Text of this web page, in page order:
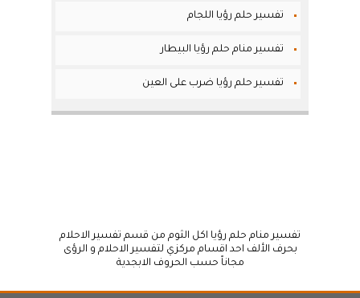
تفسير حلم رؤيا اللجام
تفسير منام حلم رؤيا البيطار
تفسير حلم رؤيا ضرب على العين
تفسير منام حلم رؤيا اكل الثوم من قسم تفسير الاحلام
بحرف الألف احد اقسام مركزي لتفسير الاحلام و الرؤى
مجاناً حسب الحروف الابجدية